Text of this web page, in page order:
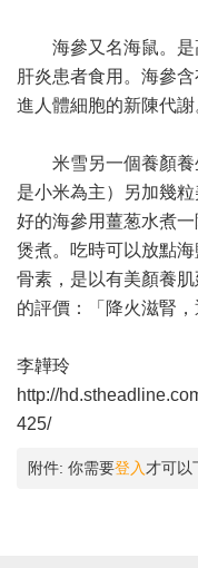
海參又名海鼠。是
肝炎患者食用。海參
進人體細胞的新陳代謝
米雪另一個養顏養
是小米為主）另加幾
好的海參用薑葱水煮
煲煮。吃時可以放點
骨素，是以有美顏養
的評價：「降火滋腎，
李韡玲
http://
425/
附件: 你需要登入 才可以